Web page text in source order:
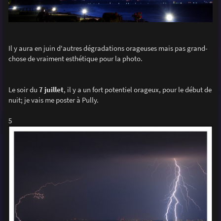
Il y aura en juin d'autres dégradations orageuses mais pas grand-
chose de vraiment esthétique pour la photo.
Le soir du 7 juillet, il y a un fort potentiel orageux, pour le début de
nuit; je vais me poster à Pully.
5